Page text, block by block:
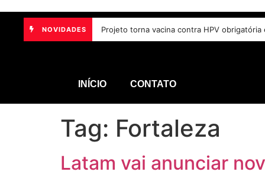
NOVIDADES Participantes de seminário defendem
INÍCIO CONTATO
Tag: Fortaleza
Latam vai anunciar